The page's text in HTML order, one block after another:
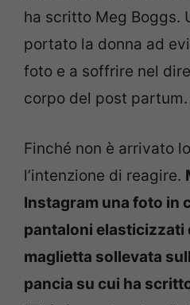
ha scritto Meg Boggs.
portato la donna ad
foto e a soffrire nel
corpo del post partum.
Finché non è arrivato
l’intenzione di reagire.
Instagram una foto in
pantaloni elasticizzati
maglietta sollevata
pancia su cui ha